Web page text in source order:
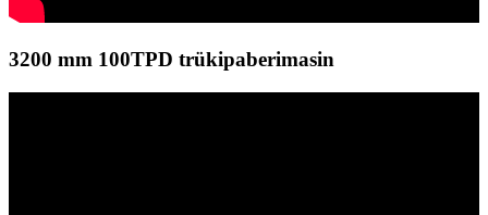
3200 mm 100TPD trükipaberimasin